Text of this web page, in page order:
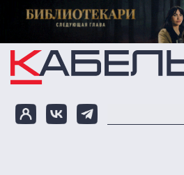
Перейти к основному содержанию